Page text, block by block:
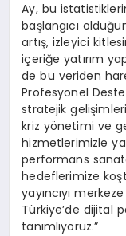
Ay, bu
başlangıcı
artış, izleyici
içeriğe yatırım
de bu veriden
Profesyonel
stratejik
kriz yönetimi ve
hizmetlerimizle
performans
hedeflerimize
yayıncıyı
Türkiye’de dijital
tanımlıyoruz.”